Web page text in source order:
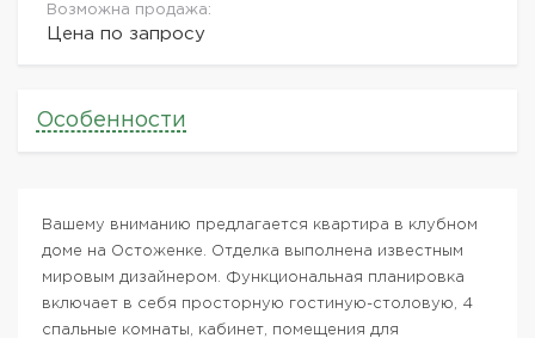
Возможна продажа:
Цена по запросу
Особенности
Вашему вниманию предлагается квартира в клубном
доме на Остоженке. Отделка выполнена известным
мировым дизайнером. Функциональная планировка
включает в себя просторную гостиную-столовую, 4
спальные комнаты, кабинет, помещения для